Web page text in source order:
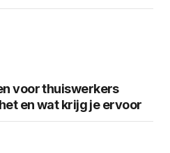
voor thuiswerkers
en wat krijg je ervoor